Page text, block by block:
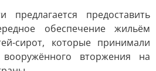
предоставить
обеспечение жильём
сирот, которые принимали
вторжения на